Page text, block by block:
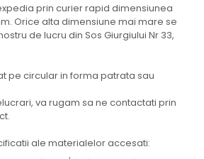
prin curier rapid dimensiunea
Orice alta dimensiune mai mare se
de lucru din Sos Giurgiului Nr 33,
pe circular in forma patrata sau
va rugam sa ne contactati prin
ale materialelor accesati: